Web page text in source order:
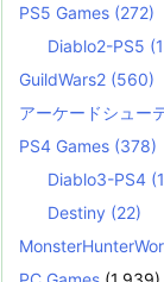
PS5 Games (272)
Diablo2-PS5
GuildWars2 (560)
アーケードシュー
PS4 Games (378)
Diablo3-PS4
Destiny (22)